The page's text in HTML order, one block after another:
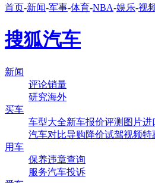
首页-新闻-军事-体育-NBA-娱乐-视
搜狐汽车
新闻
评论销量
研究海外
买车
车型大全新车报价评测 图片进
汽车对比导购降价试驾视频特
用车
保养违章查询
服务汽车投诉